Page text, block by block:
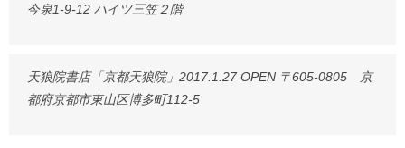
今泉1-9-12 ハイツ三笠２階
天狼院書店「京都天狼院」2017.1.27 OPEN 〒605-0805 京
都府京都市東山区博多町112-5